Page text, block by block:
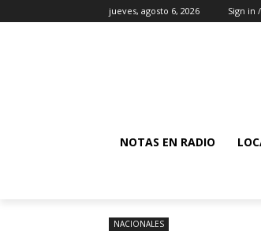
jueves, agosto 6, 2026 Sign in
NOTAS EN RADIO
NACIONALES